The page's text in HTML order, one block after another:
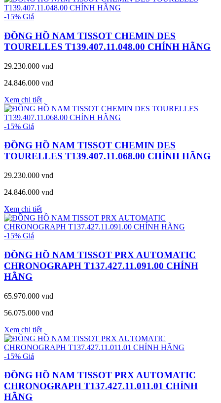
-15% Giá
ĐỒNG HỒ NAM TISSOT CHEMIN DES
TOURELLES T139.407.11.048.00 CHÍNH HÃNG
29.230.000 vnđ
24.846.000 vnđ
Xem chi tiết
-15% Giá
ĐỒNG HỒ NAM TISSOT CHEMIN DES
TOURELLES T139.407.11.068.00 CHÍNH HÃNG
29.230.000 vnđ
24.846.000 vnđ
Xem chi tiết
-15% Giá
ĐỒNG HỒ NAM TISSOT PRX AUTOMATIC
CHRONOGRAPH T137.427.11.091.00 CHÍNH
HÃNG
65.970.000 vnđ
56.075.000 vnđ
Xem chi tiết
-15% Giá
ĐỒNG HỒ NAM TISSOT PRX AUTOMATIC
CHRONOGRAPH T137.427.11.011.01 CHÍNH
HÃNG